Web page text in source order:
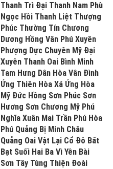
Thanh Trì Đại Thanh Nam Phù
Ngọc Hồi Thanh Liệt Thượng
Phúc Thường Tín Chương
Dương Hồng Vân Phú Xuyên
Phượng Dực Chuyên Mỹ Đại
Xuyên Thanh Oai Bình Minh
Tam Hưng Dân Hòa Vân Đình
Ứng Thiên Hòa Xá Ứng Hòa
Mỹ Đức Hồng Sơn Phúc Sơn
Hương Sơn Chương Mỹ Phú
Nghĩa Xuân Mai Trần Phú Hòa
Phú Quảng Bị Minh Châu
Quảng Oai Vật Lại Cổ Đô Bất
Bạt Suối Hai Ba Vì Yên Bài
Sơn Tây Tùng Thiện Đoài